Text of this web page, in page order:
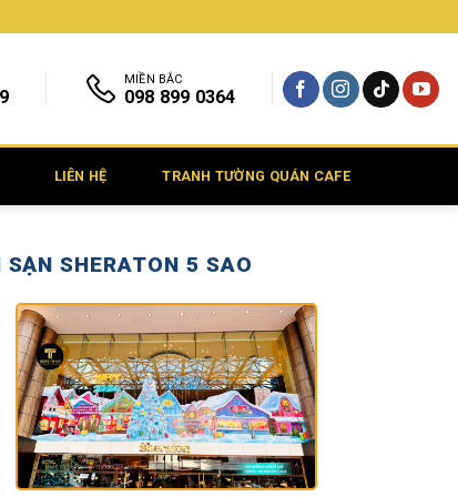
MIỀN BẮC
098 899 0364
LIÊN HỆ TRANH TƯỜNG QUÁN CAFE
SHERATON 5 SAO